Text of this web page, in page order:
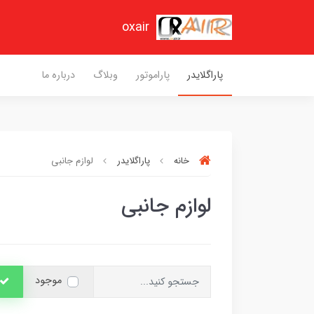
oxair
پاراگلایدر پاراموتور وبلاگ درباره ما
خانه پاراگلایدر لوازم جانبی
لوازم جانبی
موجود